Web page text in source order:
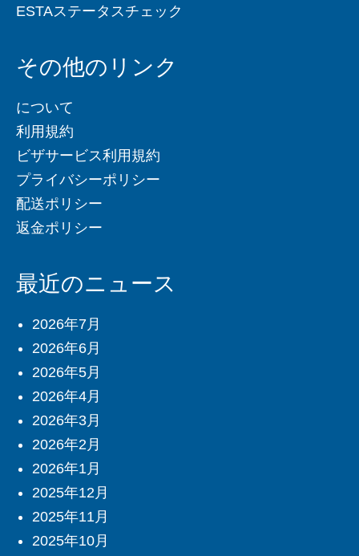
ESTAステータスチェック
その他のリンク
について
利用規約
ビザサービス利用規約
プライバシーポリシー
配送ポリシー
返金ポリシー
最近のニュース
2026年7月
2026年6月
2026年5月
2026年4月
2026年3月
2026年2月
2026年1月
2025年12月
2025年11月
2025年10月